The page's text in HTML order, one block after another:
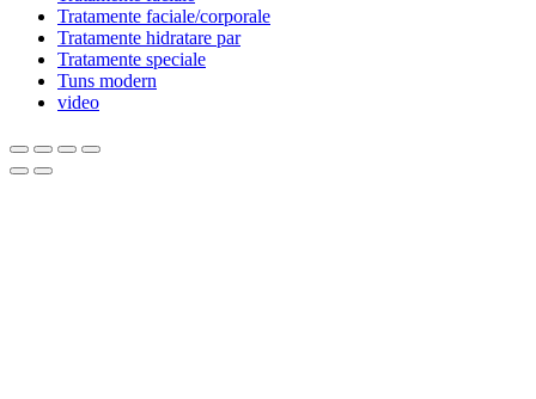
Tratamente faciale/corporale
Tratamente hidratare par
Tratamente speciale
Tuns modern
video